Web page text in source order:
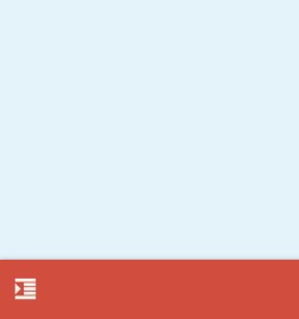
format_indent_increase